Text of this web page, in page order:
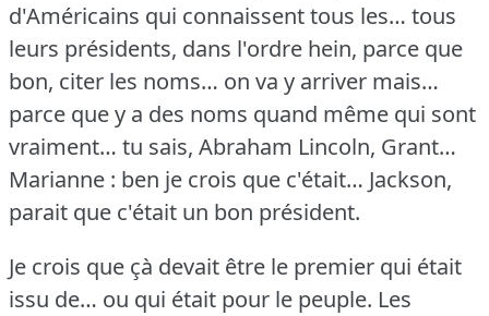
d'Américains qui connaissent tous les… tous
leurs présidents, dans l'ordre hein, parce que
bon, citer les noms… on va y arriver mais…
parce que y a des noms quand même qui sont
vraiment… tu sais, Abraham Lincoln, Grant…
Marianne : ben je crois que c'était… Jackson,
parait que c'était un bon président.
Je crois que çà devait être le premier qui était
issu de… ou qui était pour le peuple. Les